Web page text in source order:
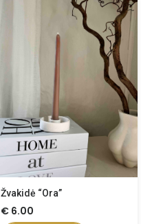
Žvakidė “Ora”
€ 6.00